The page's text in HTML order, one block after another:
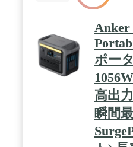
Anker
ポー
高出
瞬間